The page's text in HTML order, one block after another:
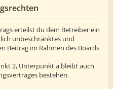
erteilst du dem Betreiber ein
unbeschränktes und
Beitrag im Rahmen des Boards
2, Unterpunkt a bleibt auch
bestehen.